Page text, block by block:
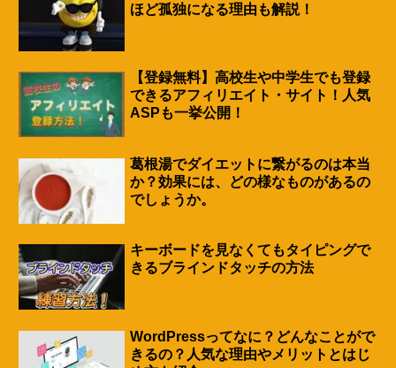
ほど孤独になる理由も解説！
【登録無料】高校生や中学生でも登録
できるアフィリエイト・サイト！人気
ASPも一挙公開！
葛根湯でダイエットに繋がるのは本当
か？効果には、どの様なものがあるの
でしょうか。
キーボードを見なくてもタイピングで
きるブラインドタッチの方法
WordPressってなに？どんなことがで
きるの？人気な理由やメリットとはじ